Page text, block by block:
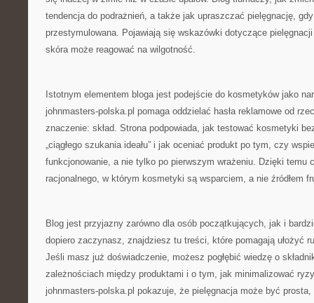
tendencja do podrażnień, a także jak upraszczać pielęgnację,
przestymulowana. Pojawiają się wskazówki dotyczące
skóra może reagować na wilgotność.
Istotnym elementem bloga jest podejście do kosmetyków jako
johnmasters-polska.pl pomaga oddzielać hasła reklamowe od
znaczenie: skład. Strona podpowiada, jak testować kosmetyki
„ciągłego szukania ideału” i jak oceniać produkt po tym, czy
funkcjonowanie, a nie tylko po pierwszym wrażeniu. Dzięki temu
racjonalnego, w którym kosmetyki są wsparciem, a nie źródłem
Blog jest przyjazny zarówno dla osób początkujących, jak i
dopiero zaczynasz, znajdziesz tu treści, które pomagają ułożyć
Jeśli masz już doświadczenie, możesz pogłębić wiedzę o
zależnościach między produktami i o tym, jak minimalizować
johnmasters-polska.pl pokazuje, że pielęgnacja może być